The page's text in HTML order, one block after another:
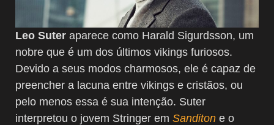
Leo Suter aparece como Harald Sigurdsson, um
nobre que é um dos últimos vikings furiosos.
Devido a seus modos charmosos, ele é capaz de
preencher a lacuna entre vikings e cristãos, ou
pelo menos essa é sua intenção. Suter
interpretou o jovem Stringer em Sanditon e o